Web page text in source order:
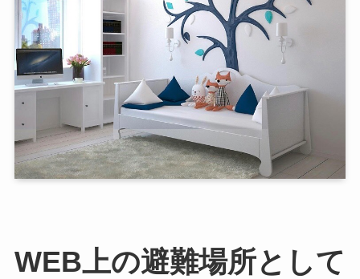
WEB上の避難場所として